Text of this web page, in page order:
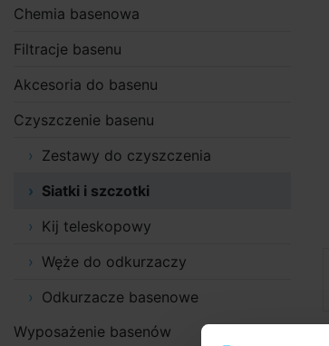
Chemia basenowa
Filtracje basenu
Akcesoria do basenu
Czyszczenie basenu
Zestawy do czyszczenia
Siatki i szczotki
Kij teleskopowy
Węże do odkurzaczy
Odkurzacze basenowe
Wyposażenie basenów